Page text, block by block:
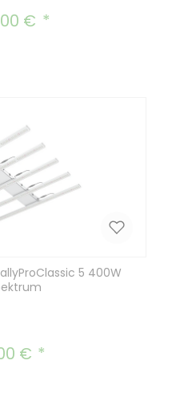
Preis:
€
5 400W
Preis:
€